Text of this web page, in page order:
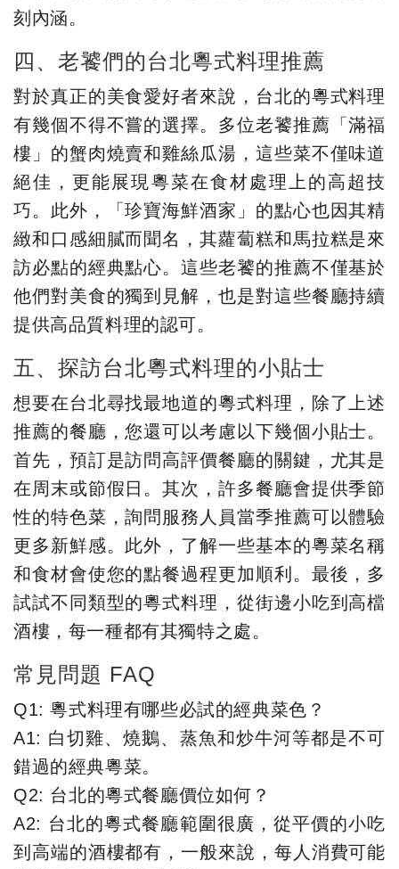
刻內涵。
四、老饕們的台北粵式料理推薦
對於真正的美食愛好者來說，台北的粵式料理
有幾個不得不嘗的選擇。多位老饕推薦「滿福
樓」的蟹肉燒賣和雞絲瓜湯，這些菜不僅味道
絕佳，更能展現粵菜在食材處理上的高超技
巧。此外，「珍寶海鮮酒家」的點心也因其精
緻和口感細膩而聞名，其蘿蔔糕和馬拉糕是來
訪必點的經典點心。這些老饕的推薦不僅基於
他們對美食的獨到見解，也是對這些餐廳持續
提供高品質料理的認可。
五、探訪台北粵式料理的小貼士
想要在台北尋找最地道的粵式料理，除了上述
推薦的餐廳，您還可以考慮以下幾個小貼士。
首先，預訂是訪問高評價餐廳的關鍵，尤其是
在周末或節假日。其次，許多餐廳會提供季節
性的特色菜，詢問服務人員當季推薦可以體驗
更多新鮮感。此外，了解一些基本的粵菜名稱
和食材會使您的點餐過程更加順利。最後，多
試試不同類型的粵式料理，從街邊小吃到高檔
酒樓，每一種都有其獨特之處。
常見問題 FAQ
Q1: 粵式料理有哪些必試的經典菜色？
A1: 白切雞、燒鵝、蒸魚和炒牛河等都是不可
錯過的經典粵菜。
Q2: 台北的粵式餐廳價位如何？
A2: 台北的粵式餐廳範圍很廣，從平價的小吃
到高端的酒樓都有，一般來說，每人消費可能